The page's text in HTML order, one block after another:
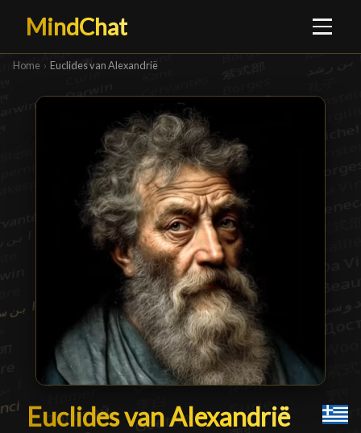
MindChat
Home › Euclides van Alexandrië
Euclides van Alexandrië
Euclides van Alexandrië█